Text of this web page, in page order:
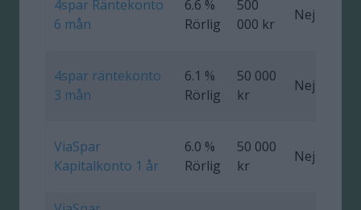
4spar Räntekonto
6 mån
6.6 %
Rörlig
500
000 kr
Nej
4spar räntekonto
3 mån
6.1 %
Rörlig
50 000
kr
Nej
ViaSpar
Kapitalkonto 1 år
6.0 %
Rörlig
50 000
kr
Nej